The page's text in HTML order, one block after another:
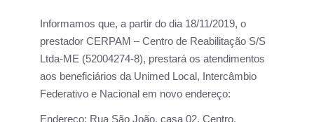
Informamos que, a partir do dia 18/11/2019, o
prestador CERPAM – Centro de Reabilitação S/S
Ltda-ME (52004274-8), prestará os atendimentos
aos beneficiários da Unimed Local, Intercâmbio
Federativo e Nacional em novo endereço:
Endereço: Rua São João, casa 02, Centro,